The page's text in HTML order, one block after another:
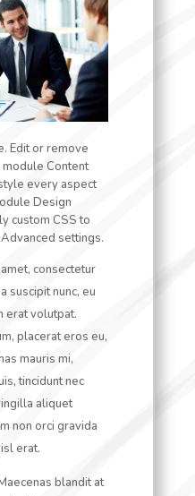
Edit or remove
Content
every aspect
Design
custom CSS to
settings.
consectetur
suscipit nunc, eu
erat volutpat.
placerat eros eu,
mauris mi,
tincidunt nec
aliquet
non orci gravida
erat.
blandit at